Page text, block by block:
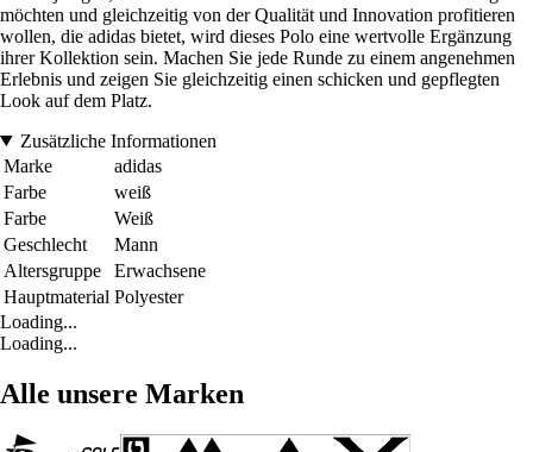
möchten und gleichzeitig von der Qualität und Innovation profitieren
wollen, die adidas bietet, wird dieses Polo eine wertvolle Ergänzung
ihrer Kollektion sein. Machen Sie jede Runde zu einem angenehmen
Erlebnis und zeigen Sie gleichzeitig einen schicken und gepflegten
Look auf dem Platz.
Zusätzliche Informationen
Marke
adidas
Farbe
weiß
Farbe
Weiß
Geschlecht
Mann
Altersgruppe
Erwachsene
Hauptmaterial Polyester
Loading...
Loading...
Alle unsere Marken